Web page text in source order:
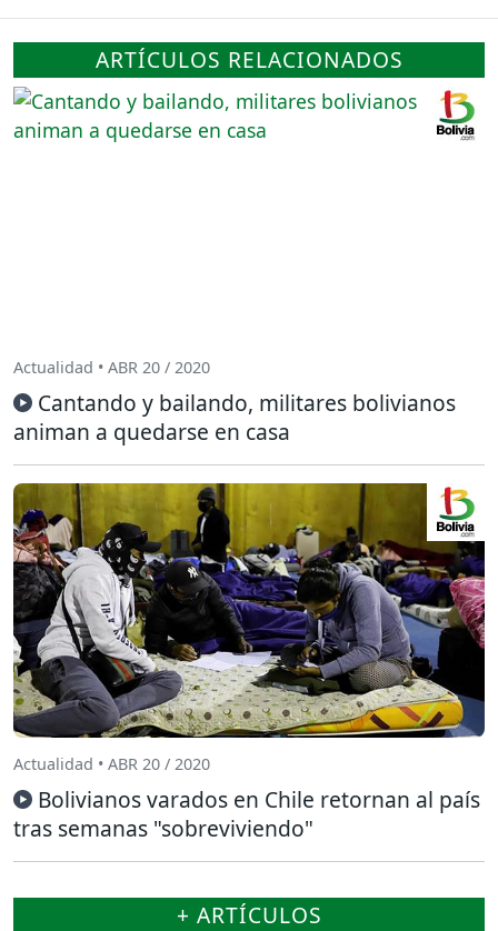
ARTÍCULOS RELACIONADOS
Actualidad • ABR 20 / 2020
Cantando y bailando, militares bolivianos
animan a quedarse en casa
Actualidad • ABR 20 / 2020
Bolivianos varados en Chile retornan al país
tras semanas "sobreviviendo"
+ ARTÍCULOS